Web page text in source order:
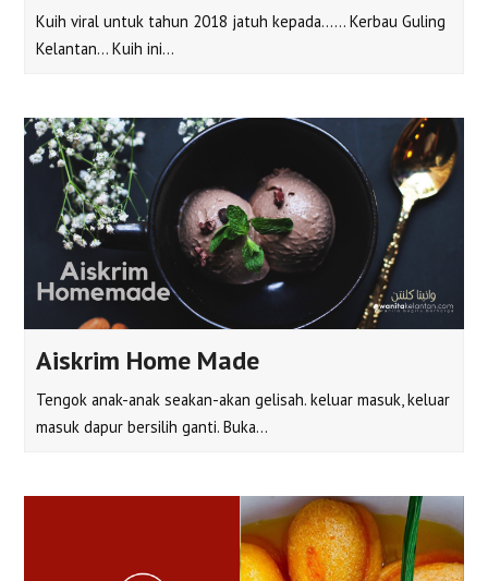
Kuih viral untuk tahun 2018 jatuh kepada...... Kerbau Guling
Kelantan... Kuih ini…
Aiskrim Home Made
Tengok anak-anak seakan-akan gelisah. keluar masuk, keluar
masuk dapur bersilih ganti. Buka…